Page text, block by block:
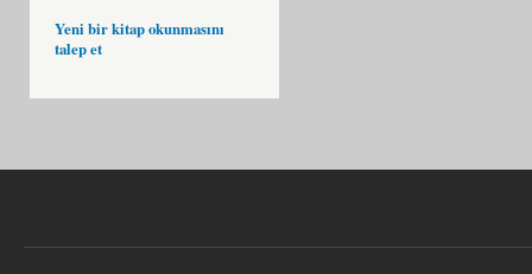
Yeni bir kitap okunmasını
talep et